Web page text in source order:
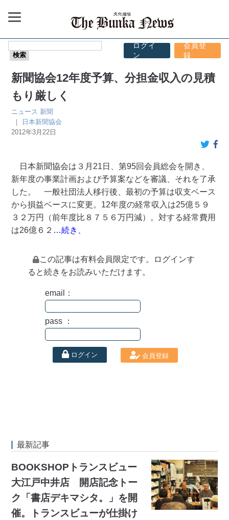
ログイ
ン
会員登
録
新聞協会12年度予算、分担金収入の見積
もり厳しく
ニュース 新聞
｜
日本新聞協会
2012年3月22日
日本新聞協会は３月21日、第95回会員総会を開き、
新年度の事業計画および予算案などを審議、それを了承
した。 一般社団法人移行後、最初の予算は収支ベース
から損益ベースに変更。12年度の経常収入は25億５９
３２万円（前年度比８７５６万円減）。対する経常費用
は26億６２ …続き、
この記事は有料会員限定です。ログインす
ると続きをお読みいただけます。
email：
pass ：
ログイン 会員登録
最新記事
BOOKSHOPトランスビュー
大江戸中井店 開店記念トー
ク「書店デキマシタ。」を開
催。トランスビューが仕掛け